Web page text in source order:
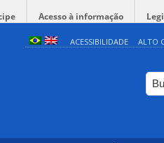
Acesso à informação
ACESSIBILIDADE ALTO